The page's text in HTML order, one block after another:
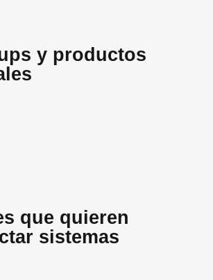
y productos
que quieren
sistemas